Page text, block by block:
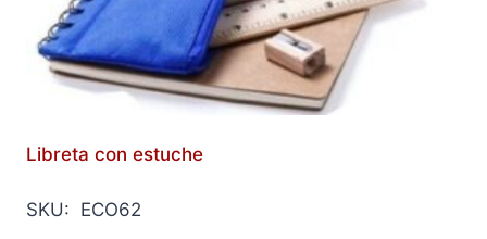
Libreta con estuche
SKU: ECO62